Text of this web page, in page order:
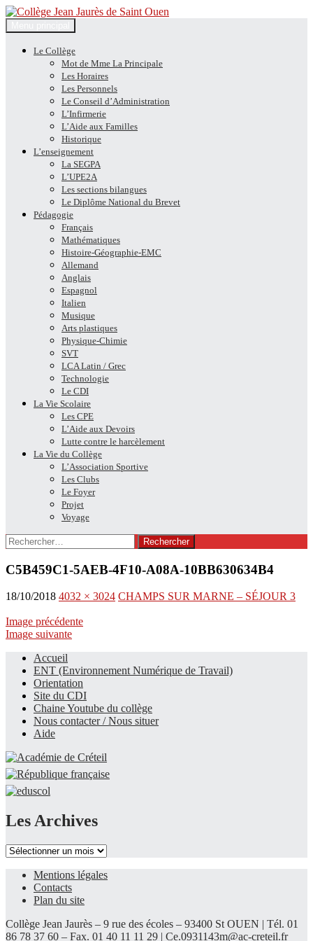
Collège Jean Jaurès de Saint
Ouen
Recherche
au
contenu
Le Collège
Mot de Mme La Principale
Les Horaires
Les Personnels
Le Conseil d’Administration
L’Infirmerie
L’Aide aux Familles
Historique
L’enseignement
La SEGPA
L’UPE2A
Les sections bilangues
Le Diplôme National du Brevet
Pédagogie
Français
Mathématiques
Histoire-Géographie-EMC
Allemand
Anglais
Espagnol
Italien
Musique
Arts plastiques
Physique-Chimie
SVT
LCA Latin / Grec
Technologie
Le CDI
La Vie Scolaire
Les CPE
L’Aide aux Devoirs
Lutte contre le harcèlement
La Vie du Collège
L’Association Sportive
Les Clubs
Le Foyer
Projet
Voyage
Rechercher :
C5B459C1-5AEB-4F10-A08A-10BB630634B4
18/10/2018 4032 × 3024 CHAMPS SUR MARNE – SÉJOUR 3
Image précédente
Image suivante
Le site du collège
Accueil
ENT (Environnement Numérique de Travail)
Orientation
Site du CDI
Chaine Youtube du collège
Nous contacter / Nous situer
Aide
Les Archives
Les
Mentions légales
Contacts
Plan du site
Collège Jean Jaurès – 9 rue des écoles – 93400 St OUEN | Tél. 01
86 78 37 60 – Fax. 01 40 11 11 29 | Ce.0931143m@ac-creteil.fr